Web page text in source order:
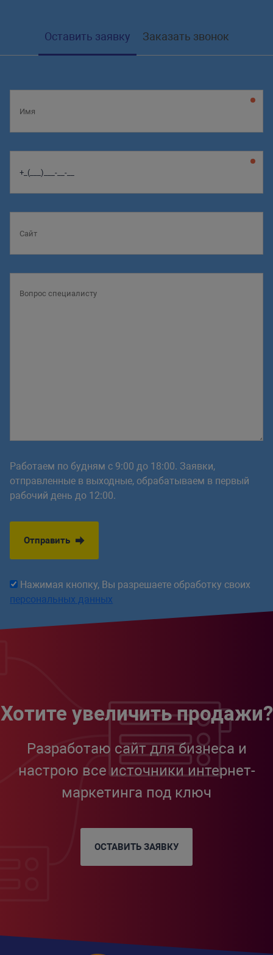
Оставить заявку Заказать звонок
Работаем по будням с 9:00 до 18:00. Заявки,
отправленные в выходные, обрабатываем в первый
рабочий день до 12:00.
Отправить
Нажимая кнопку, Вы разрешаете обработку своих
персональных данных
Хотите увеличить продажи?
Разработаю сайт для бизнеса и
настрою все источники интернет-
маркетинга под ключ
ОСТАВИТЬ ЗАЯВКУ